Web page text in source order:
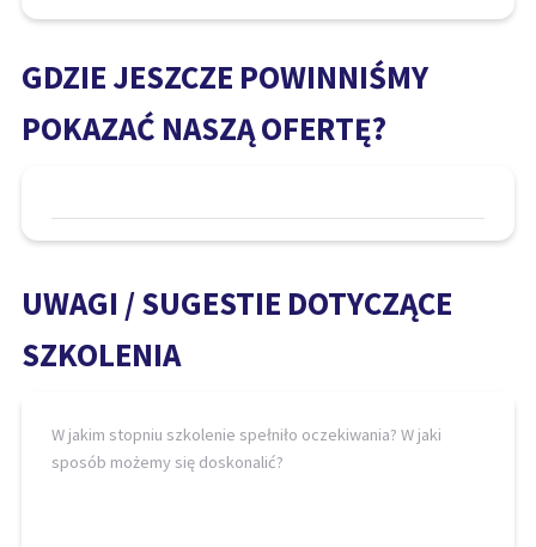
GDZIE JESZCZE POWINNIŚMY
POKAZAĆ NASZĄ OFERTĘ?
UWAGI / SUGESTIE DOTYCZĄCE
SZKOLENIA